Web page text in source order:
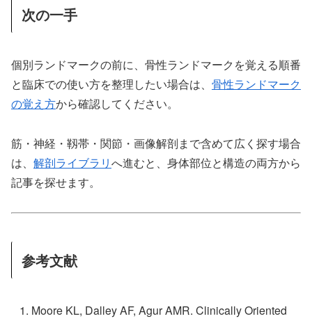
次の一手
個別ランドマークの前に、骨性ランドマークを覚える順番
と臨床での使い方を整理したい場合は、 骨性ランドマーク
の覚え方から確認してください。
筋・神経・靱帯・関節・画像解剖まで含めて広く探す場合
は、 解剖ライブラリへ進むと、身体部位と構造の両方から
記事を探せます。
参考文献
Moore KL, Dalley AF, Agur AMR. Clinically Oriented